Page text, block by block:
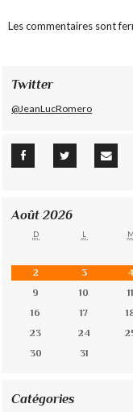
Les commentaires sont
Twitter
@JeanLucRomero
Août 2026
D L M
2
3 4
9
10 11
16
17
23
24
30
31
Catégories